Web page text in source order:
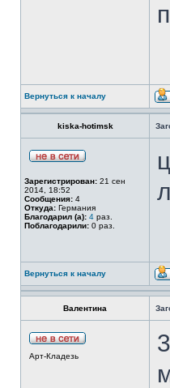
Вернуться к началу
kiska-hotimsk
Зарегистрирован: 21 сен
2014, 18:52
Сообщения: 4
Откуда: Германия
Благодарил (а): 4 раз.
Поблагодарили: 0 раз.
Вернуться к началу
Валентина
Арт-Кладезь